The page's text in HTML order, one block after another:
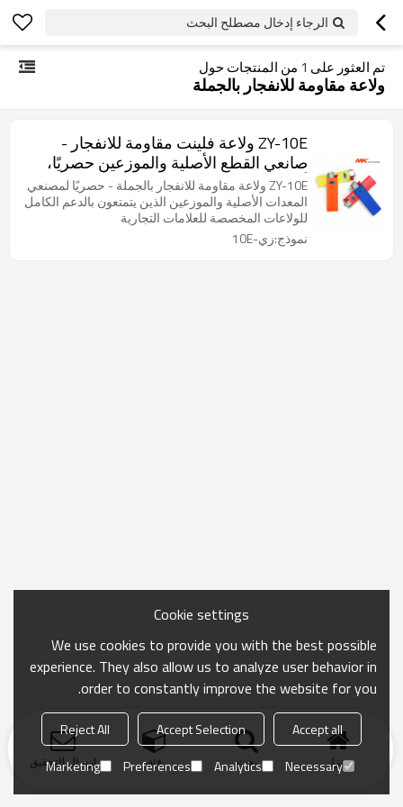
الرجاء إدخال مصطلح البحث
تم العثور على 1 من المنتجات حول
ولاعة مقاومة للانفجار بالجملة
ZY-10E ولاعة فلينت مقاومة للانفجار -
صانعي القطع الأصلية والموزعين حصريًا،
أسعار تنافسية بالجملة، ولاعة مقاومة
للانفجار بالجملة
ZY-10E ولاعة مقاومة للانفجار بالجملة - حصريًا لمصنعي
المعدات الأصلية والموزعين الذين يتمتعون بالدعم الكامل
للولاعات المخصصة للعلامات التجارية
نموذج:زي-10E
منزل بحث فئة ارسال التحقيق
Cookie settings
We use cookies to provide you with the best possible
experience. They also allow us to analyze user behavior in
order to constantly improve the website for you.
Accept all
Accept Selection
Reject All
Necessary
Analytics
Preferences
Marketing